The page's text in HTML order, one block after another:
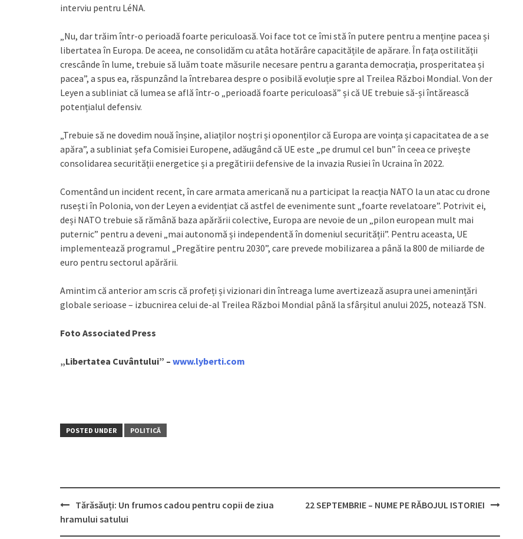
interviu pentru LéNA.
„Nu, dar trăim într-o perioadă foarte periculoasă. Voi face tot ce îmi stă în putere pentru a menține pacea și
libertatea în Europa. De aceea, ne consolidăm cu atâta hotărâre capacitățile de apărare. În fața ostilității
crescânde în lume, trebuie să luăm toate măsurile necesare pentru a garanta democrația, prosperitatea și
pacea”, a spus ea, răspunzând la întrebarea despre o posibilă evoluție spre al Treilea Război Mondial. Von der
Leyen a subliniat că lumea se află într-o „perioadă foarte periculoasă” și că UE trebuie să-și întărească
potențialul defensiv.
„Trebuie să ne dovedim nouă înșine, aliaților noștri și oponenților că Europa are voința și capacitatea de a se
apăra”, a subliniat șefa Comisiei Europene, adăugând că UE este „pe drumul cel bun” în ceea ce privește
consolidarea securității energetice și a pregătirii defensive de la invazia Rusiei în Ucraina în 2022.
Comentând un incident recent, în care armata americană nu a participat la reacția NATO la un atac cu drone
rusești în Polonia, von der Leyen a evidențiat că astfel de evenimente sunt „foarte revelatoare”. Potrivit ei,
deși NATO trebuie să rămână baza apărării colective, Europa are nevoie de un „pilon european mult mai
puternic” pentru a deveni „mai autonomă și independentă în domeniul securității”. Pentru aceasta, UE
implementează programul „Pregătire pentru 2030”, care prevede mobilizarea a până la 800 de miliarde de
euro pentru sectorul apărării.
Amintim că anterior am scris că profeți și vizionari din întreaga lume avertizează asupra unei amenințări
globale serioase – izbucnirea celui de-al Treilea Război Mondial până la sfârșitul anului 2025, notează TSN.
Foto Associated Press
„Libertatea Cuvântului” – www.lyberti.com
POSTED UNDER POLITICĂ
Post
navigation
Tărăsăuți: Un frumos cadou pentru copii de ziua
hramului satului
22 SEPTEMBRIE – NUME PE RĂBOJUL ISTORIEI